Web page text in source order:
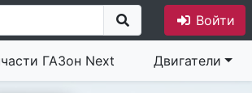
Войти
ГАЗон Next Двигатели